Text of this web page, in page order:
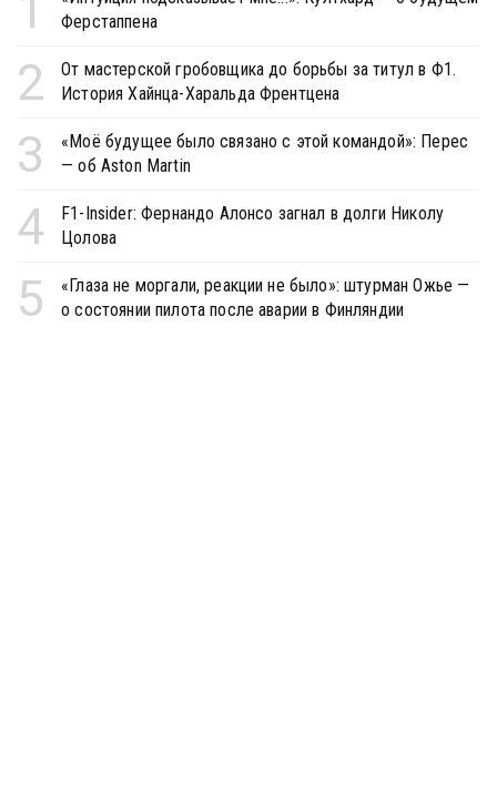
Ферстаппена
2
От мастерской гробовщика до борьбы за титул в Ф1.
История Хайнца-Харальда Френтцена
3
«Моё будущее было связано с этой командой»: Перес
— об Aston Martin
4
F1-Insider: Фернандо Алонсо загнал в долги Николу
Цолова
5
«Глаза не моргали, реакции не было»: штурман Ожье —
о состоянии пилота после аварии в Финляндии